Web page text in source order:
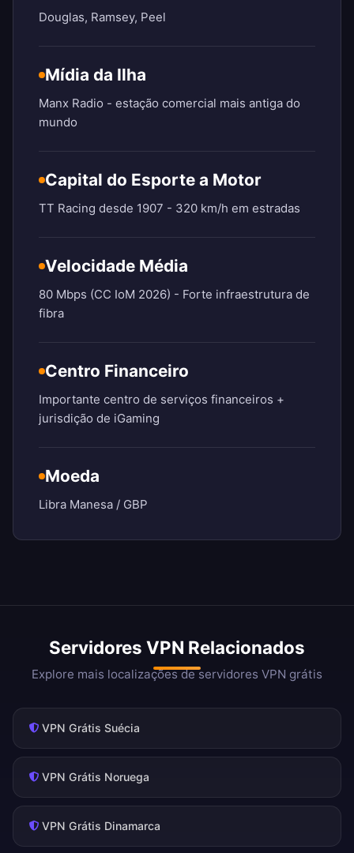
Douglas, Ramsey, Peel
Mídia da Ilha
Manx Radio - estação comercial mais antiga do
mundo
Capital do Esporte a Motor
TT Racing desde 1907 - 320 km/h em estradas
Velocidade Média
80 Mbps (CC IoM 2026) - Forte infraestrutura de
fibra
Centro Financeiro
Importante centro de serviços financeiros +
jurisdição de iGaming
Moeda
Libra Manesa / GBP
Servidores VPN Relacionados
Explore mais localizações de servidores VPN grátis
VPN Grátis Suécia
VPN Grátis Noruega
VPN Grátis Dinamarca